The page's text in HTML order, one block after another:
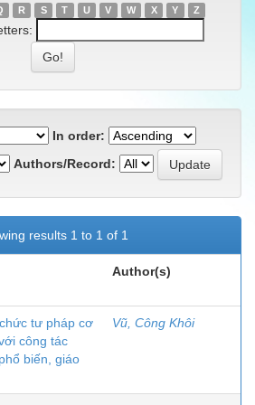
R S T U V W X Y Z
In order:
Authors/Record:
results 1 to 1 of 1
Author(s)
tư pháp cơ
công tác
biến, giáo
Vũ, Công Khôi